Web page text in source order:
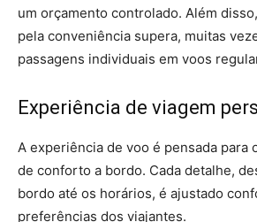
um orçamento controlado. Além
pela conveniência supera, muitas
passagens individuais em voos
Experiência de viagem
A experiência de voo é pensada para
de conforto a bordo. Cada detalhe,
bordo até os horários, é ajustado
preferências dos viajantes.